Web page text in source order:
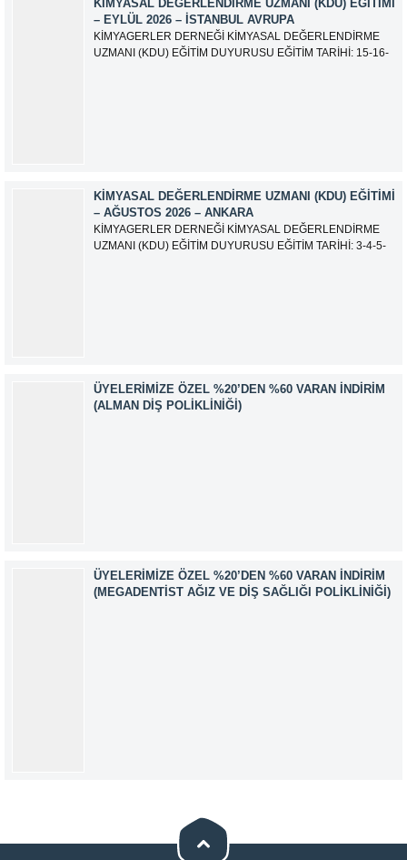
KIMYASAL DEĞERLENDIRME UZMANI (KDU) EĞITIMI
– EYLÜL 2026 – İSTANBUL AVRUPA
KİMYAGERLER DERNEĞİ KİMYASAL DEĞERLENDİRME
UZMANI (KDU) EĞİTİM DUYURUSU EĞİTİM TARİHİ: 15-16-
KIMYASAL DEĞERLENDIRME UZMANI (KDU) EĞITIMI
– AĞUSTOS 2026 – ANKARA
KİMYAGERLER DERNEĞİ KİMYASAL DEĞERLENDİRME
UZMANI (KDU) EĞİTİM DUYURUSU EĞİTİM TARİHİ: 3-4-5-
ÜYELERIMIZE ÖZEL %20’DEN %60 VARAN İNDIRIM
(ALMAN DIŞ POLIKLINIĞI)
ÜYELERIMIZE ÖZEL %20’DEN %60 VARAN İNDIRIM
(MEGADENTIST AĞIZ VE DIŞ SAĞLIĞI POLIKLINIĞI)